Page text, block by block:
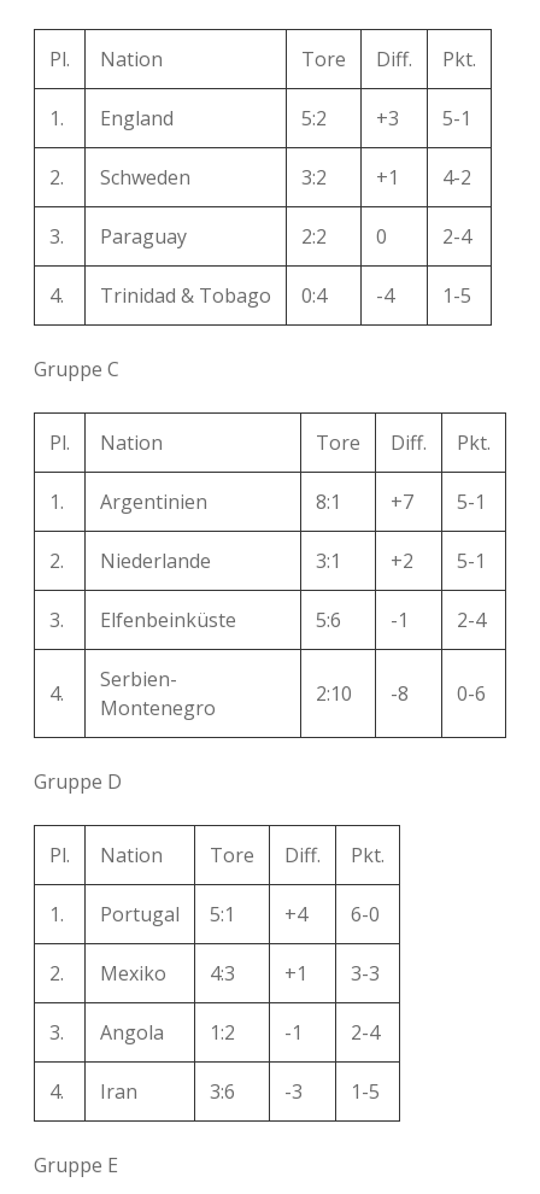
Pl. Nation Tore Diff. Pkt.
1. England 5:2 +3 5-1
2. Schweden 3:2 +1 4-2
3. Paraguay 2:2 0 2-4
4. Trinidad & Tobago 0:4 -4 1-5
Gruppe C
Pl. Nation Tore Diff. Pkt.
1. Argentinien 8:1 +7 5-1
2. Niederlande 3:1 +2 5-1
3. Elfenbeinküste 5:6 -1 2-4
4.
Serbien-
Montenegro
2:10 -8 0-6
Gruppe D
Pl. Nation Tore Diff. Pkt.
1. Portugal 5:1 +4 6-0
2. Mexiko 4:3 +1 3-3
3. Angola 1:2 -1 2-4
4. Iran 3:6 -3 1-5
Gruppe E